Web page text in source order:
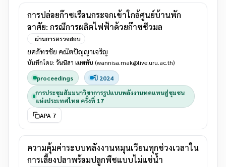
การปล่อยก๊าซเรือนกระจกเข้าใกล้ศูนย์บ้านพัก
อาศัย: กรณีการผลิตไฟฟ้าด้วยก๊าซชีวมล
ผ่านการตรวจสอบ
ยศภัทรชัย คณิตปัญญาเจริญ
บันทึกโดย: วันนิสา เมฆทับ (wannisa.mak@live.uru.ac.th)
proceedings
ปี 2024
การประชุมสัมมนาวิชาการรูปแบบพลังงานทดแทนสู่ชุมชน
แห่งประเทศไทย ครั้งที่ 17
APA 7
ความคุ้มค่าระบบพลังงานหมุนเวียนทุกช่วงเวลาใน
การเลี้ยงปลาพร้อมปลูกพืชแบบไม่แช่น้ำ